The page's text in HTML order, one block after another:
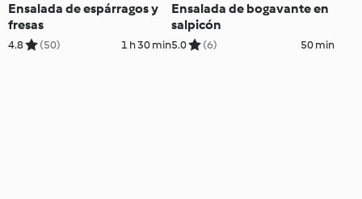
Ensalada de espárragos y
fresas
4.8 (50) 1 h 30 min
Ensalada de bogavante en
salpicón
5.0 (6) 50 min